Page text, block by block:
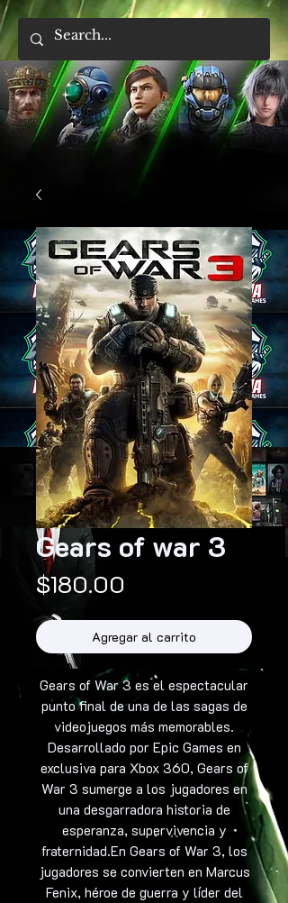
Gears of war 3
$180.00
Agregar al carrito
Gears of War 3 es el espectacular
punto final de una de las sagas de
videojuegos más memorables.
Desarrollado por Epic Games en
exclusiva para Xbox 360, Gears of
War 3 sumerge a los jugadores en
una desgarradora historia de
esperanza, supervivencia y
fraternidad.En Gears of War 3, los
jugadores se convierten en Marcus
Fenix, héroe de guerra y líder del